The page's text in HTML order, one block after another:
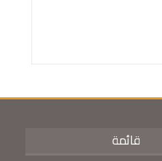
قائمة